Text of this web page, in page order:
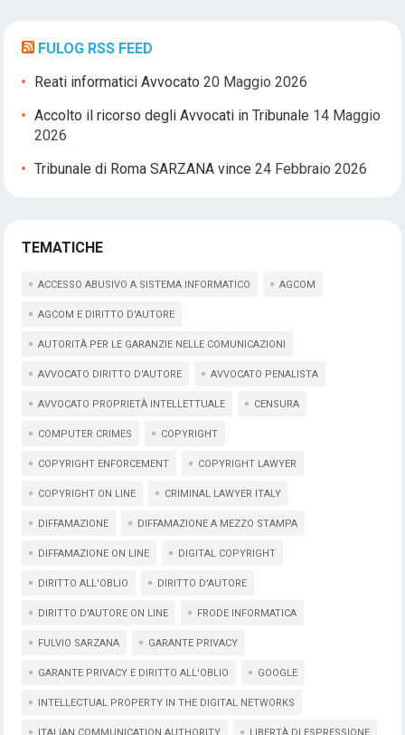
FULOG RSS FEED
Reati informatici Avvocato 20 Maggio 2026
Accolto il ricorso degli Avvocati in Tribunale 14 Maggio
2026
Tribunale di Roma SARZANA vince 24 Febbraio 2026
TEMATICHE
ACCESSO ABUSIVO A SISTEMA INFORMATICO AGCOM
AGCOM E DIRITTO D'AUTORE
AUTORITÀ PER LE GARANZIE NELLE COMUNICAZIONI
AVVOCATO DIRITTO D'AUTORE AVVOCATO PENALISTA
AVVOCATO PROPRIETÀ INTELLETTUALE CENSURA
COMPUTER CRIMES COPYRIGHT
COPYRIGHT ENFORCEMENT COPYRIGHT LAWYER
COPYRIGHT ON LINE CRIMINAL LAWYER ITALY
DIFFAMAZIONE DIFFAMAZIONE A MEZZO STAMPA
DIFFAMAZIONE ON LINE DIGITAL COPYRIGHT
DIRITTO ALL'OBLIO DIRITTO D'AUTORE
DIRITTO D'AUTORE ON LINE FRODE INFORMATICA
FULVIO SARZANA GARANTE PRIVACY
GARANTE PRIVACY E DIRITTO ALL'OBLIO GOOGLE
INTELLECTUAL PROPERTY IN THE DIGITAL NETWORKS